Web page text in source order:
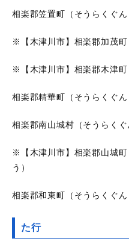
相楽郡笠置町（そうらくぐ
※【木津川市】相楽郡加茂
※【木津川市】相楽郡木津
相楽郡精華町（そうらくぐ
相楽郡南山城村（そうらく
※【木津川市】相楽郡山城
う）
相楽郡和束町（そうらくぐ
た行